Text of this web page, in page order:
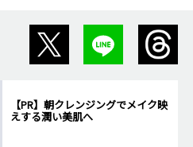
【PR】朝クレンジングでメイク映
えする潤い美肌へ